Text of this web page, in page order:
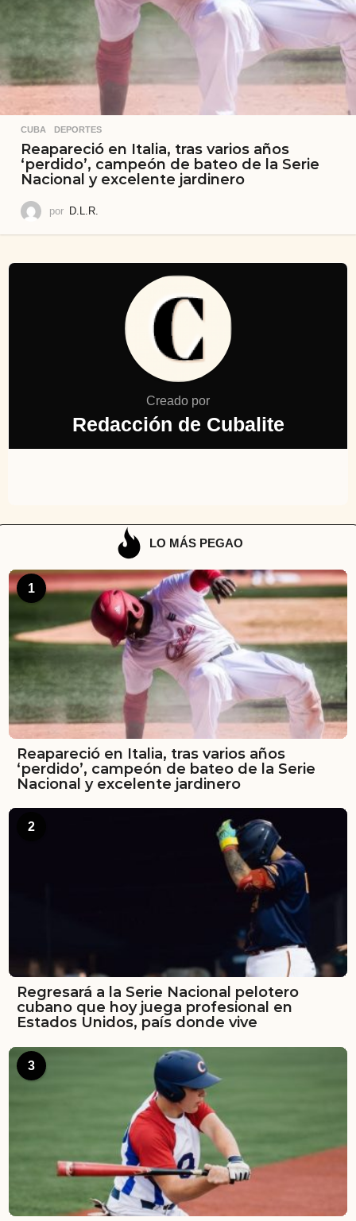
CUBA ,DEPORTES
Reapareció en Italia, tras varios años
‘perdido’, campeón de bateo de la Serie
Nacional y excelente jardinero
por D.L.R.
Creado por
Redacción de Cubalite
LO MÁS PEGAO
1
Reapareció en Italia, tras varios años
‘perdido’, campeón de bateo de la Serie
Nacional y excelente jardinero
2
Regresará a la Serie Nacional pelotero
cubano que hoy juega profesional en
Estados Unidos, país donde vive
3